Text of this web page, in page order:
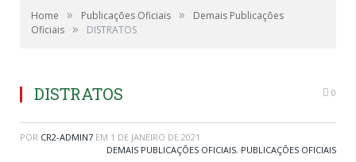
Home » Publicações Oficiais »
Demais Publicações
Oficiais » DISTRATOS
DISTRATOS 0
POR CR2-ADMIN7 EM 1 DE JANEIRO DE 2021
DEMAIS PUBLICAÇÕES OFICIAIS, PUBLICAÇÕES OFICIAIS